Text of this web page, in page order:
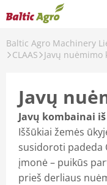
Baltic Agro Machinery
CLAAS
Javų nuėmimo
Javų
Javų kombainai
Iššūkiai žemės
susidoroti padeda
įmonė – puikūs
prieš derliaus
Atgal
CLAAS
LEMKEN
MASCHIO GASPARDO
HE-VA